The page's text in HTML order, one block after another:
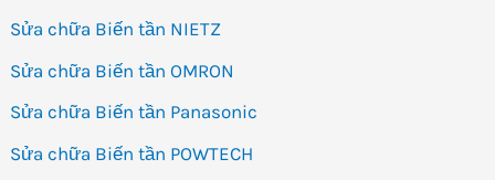
Sửa chữa Biến tần NIETZ
Sửa chữa Biến tần OMRON
Sửa chữa Biến tần Panasonic
Sửa chữa Biến tần POWTECH